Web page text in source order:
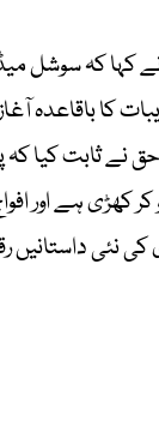
کہا کہ سوشل
کا باقاعدہ
نے ثابت کیا کہ
کھڑی ہے اور
نئی داستانیں